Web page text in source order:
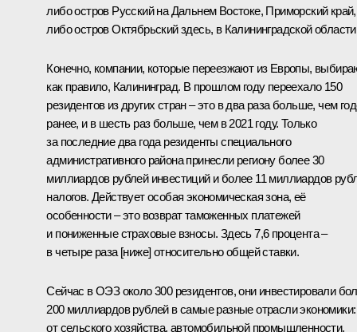
либо остров Русский на Дальнем Востоке, Приморский край,
либо остров Октябрьский здесь, в Калининградской
Конечно, компании, которые переезжают из Европы,
как правило, Калининград. В прошлом году переехало 150
резидентов из других стран – это в два раза больше, чем
ранее, и в шесть раз больше, чем в 2021 году. Только
за последние два года резиденты специального
административного района принесли региону более 30
миллиардов рублей инвестиций и более 11 миллиардов
налогов. Действует особая экономическая зона, её
особенности – это возврат таможенных платежей
и пониженные страховые взносы. Здесь 7,6 процента –
в четыре раза [ниже] относительно общей ставки.
Сейчас в ОЭЗ около 300 резидентов, они инвестировали
200 миллиардов рублей в самые разные отрасли экономики:
от сельского хозяйства, автомобильной промышленности,